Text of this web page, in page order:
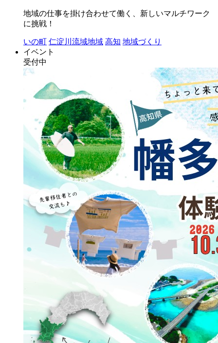
地域の仕事を掛け合わせて働く、新しいマルチワーク
に挑戦！
いの町 仁淀川流域地域 高知 地域づくり
イベント
受付中